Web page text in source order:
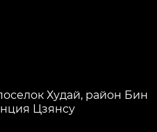
Худай, район Бин
Цзянсу